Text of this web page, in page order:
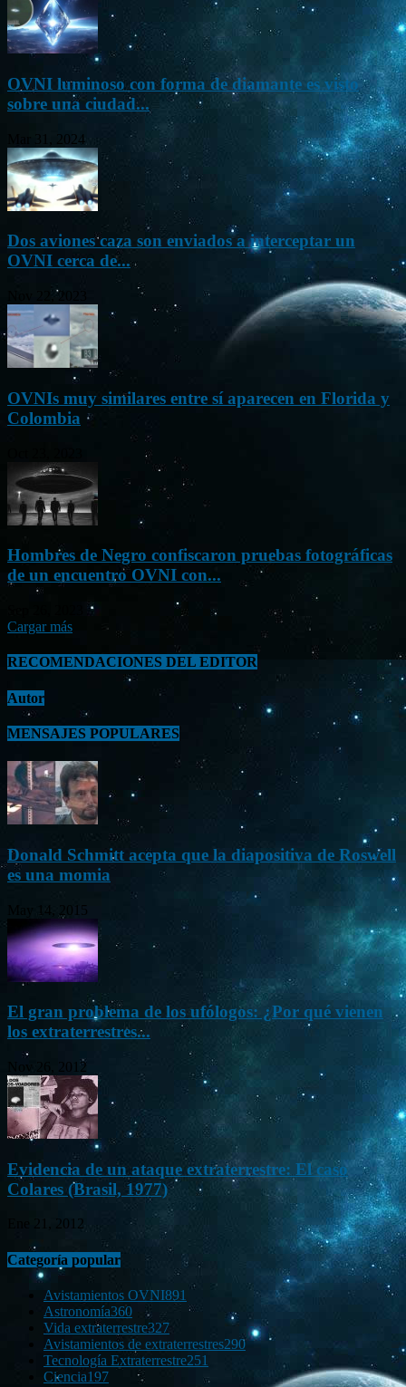
OVNI luminoso con forma de diamante es visto
sobre una ciudad...
Mar 31, 2024
Dos aviones caza son enviados a interceptar un
OVNI cerca de...
Nov 22, 2023
OVNIs muy similares entre sí aparecen en Florida y
Colombia
Hombres de Negro confiscaron pruebas fotográficas
de un encuentro OVNI con...
Cargar más
RECOMENDACIONES DEL EDITOR
Autor
MENSAJES POPULARES
Donald Schmitt acepta que la diapositiva de Roswell
es una momia
May 14, 2015
El gran problema de los ufólogos: ¿Por qué vienen
los extraterrestres...
Nov 26, 2012
Evidencia de un ataque extraterrestre: El caso
Colares (Brasil, 1977)
Ene 21, 2012
Categoría popular
Avistamientos OVNI891
Astronomía360
Vida extraterrestre327
Avistamientos de extraterrestres290
Tecnología Extraterrestre251
Ciencia197